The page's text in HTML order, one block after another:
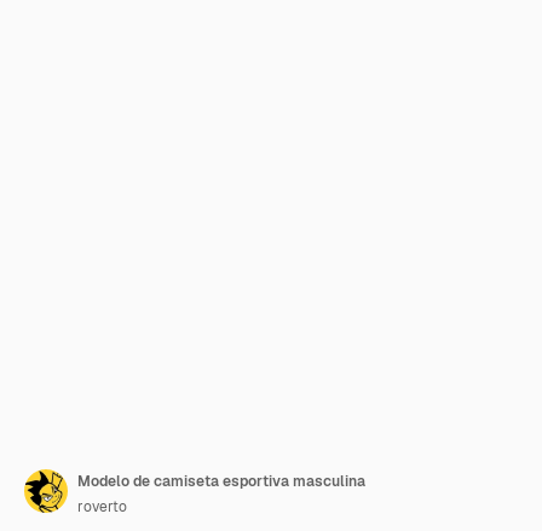
Modelo de camiseta esportiva masculina
roverto